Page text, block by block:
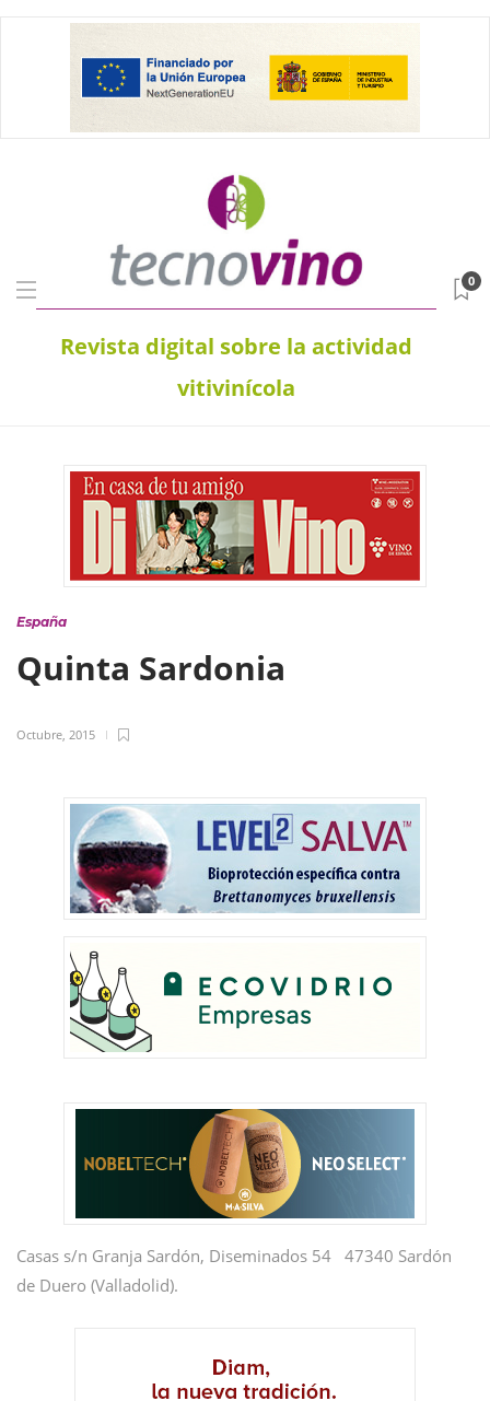
Revista digital sobre la actividad
vitivinícola
0
España
Quinta Sardonia
Octubre, 2015
Casas s/n Granja Sardón, Diseminados 54 47340 Sardón
de Duero (Valladolid).